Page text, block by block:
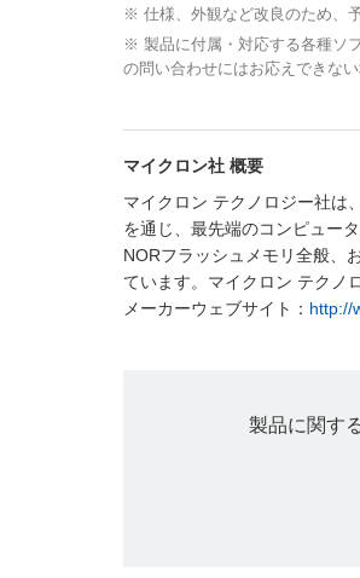
※ 仕様、外観など改良のため、
※ 製品に付属・対応する各種ソ
の問い合わせにはお応えできな
マイクロン社 概要
マイクロン テクノロジー社は
を通じ、最先端のコンピュー
NORフラッシュメモリ全般、
ています。マイクロン テクノ
メーカーウェブサイト： http://
製品に関す